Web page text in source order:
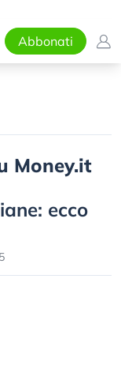
Abbonati
Money.it
ecco